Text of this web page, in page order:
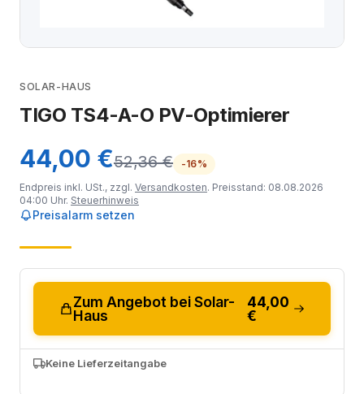
SOLAR-HAUS
TIGO TS4-A-O PV-Optimierer
44,00 €52,36 €
-16%
Endpreis inkl. USt., zzgl. Versandkosten. Preisstand: 08.08.2026
04:00 Uhr. Steuerhinweis
Preisalarm setzen
Zum Angebot bei Solar-
Haus
44,00
€
Keine Lieferzeitangabe